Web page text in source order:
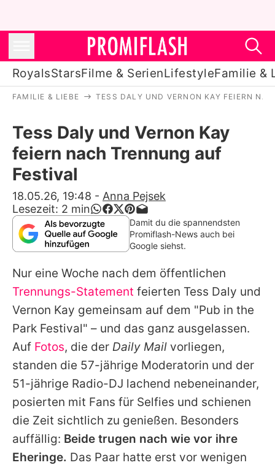
RoyalsStarsFilme & SerienLifestyleFamilie &
Stars
Filme & Serien
Lifestyle
Familie & Liebe
Promiflash Exklusiv
Alle Themen auf Promiflash
Jobs
App runterladen
Team
Redaktionelle Richtlinien
Impressum
Datenschutzerklärung
FAMILIE & LIEBE TESS DALY UND VERNON KAY FEIERN
Tess Daly und Vernon Kay
feiern nach Trennung auf
Festival
18.05.26, 19:48 - Anna Pejsek
Lesezeit: 2 min
Damit du die spannendsten
Promiflash-News auch bei
Google siehst.
Nur eine Woche nach dem öffentlichen
Trennungs-Statement feierten Tess Daly und
Vernon Kay gemeinsam auf dem "Pub in the
Park Festival" – und das ganz ausgelassen.
Auf Fotos, die der Daily Mail vorliegen,
standen die 57-jährige Moderatorin und der
51-jährige Radio-DJ lachend nebeneinander,
posierten mit Fans für Selfies und schienen
die Zeit sichtlich zu genießen. Besonders
auffällig: Beide trugen nach wie vor ihre
Eheringe. Das Paar hatte erst vor wenigen